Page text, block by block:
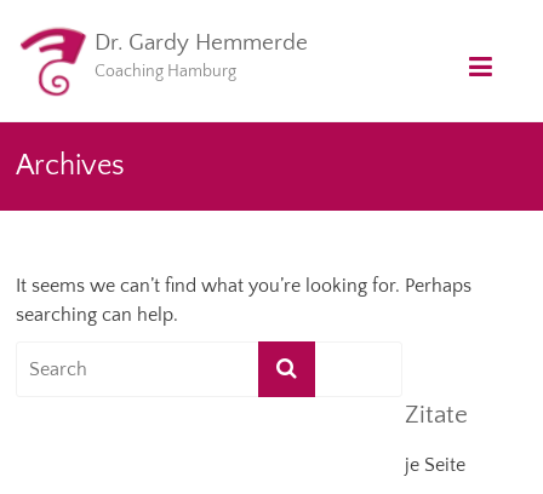
Dr. Gardy Hemmerde
Coaching Hamburg
Archives
It seems we can’t find what you’re looking for. Perhaps
searching can help.
Zitate
je Seite